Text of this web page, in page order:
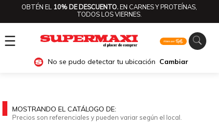
OBTÉN EL 10% DE DESCUENTO.EN CARNES Y PROTEÍNAS,
TODOS LOS VIERNES.
☰
No se pudo detectar tu ubicación Cambiar
MOSTRANDO EL CATÁLOGO DE:
Precios son referenciales y pueden variar según el local.